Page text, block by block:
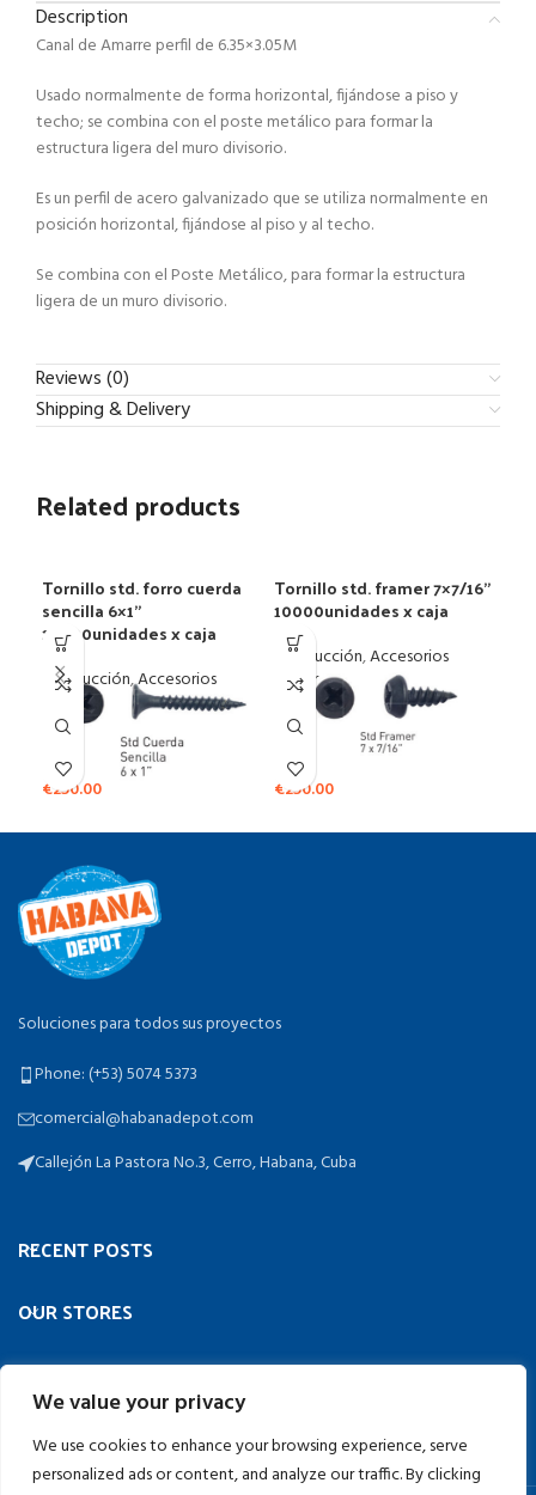
We value your privacy
We use cookies to enhance your browsing experience, serve
personalized ads or content, and analyze our traffic. By clicking
Description
Canal de Amarre perfil de 6.35×3.05M
Usado normalmente de forma horizontal, fijándose a piso y
techo; se combina con el poste metálico para formar la
estructura ligera del muro divisorio.
Es un perfil de acero galvanizado que se utiliza normalmente en
posición horizontal, fijándose al piso y al techo.
Se combina con el Poste Metálico, para formar la estructura
ligera de un muro divisorio.
Reviews (0)
Shipping & Delivery
Related products
Tornillo std. forro cuerda
sencilla 6×1”
10000unidades x caja
Contrucción,Accesorios
Pladur
€250.00
Tornillo std. framer 7×7/16”
10000unidades x caja
Contrucción,Accesorios
Pladur
€250.00
Soluciones para todos sus proyectos
Phone: (+53) 5074 5373
comercial@habanadepot.com
Callejón La Pastora No.3, Cerro, Habana, Cuba
RECENT POSTS
OUR STORES
USEFUL LINKS
FOOTER MENU